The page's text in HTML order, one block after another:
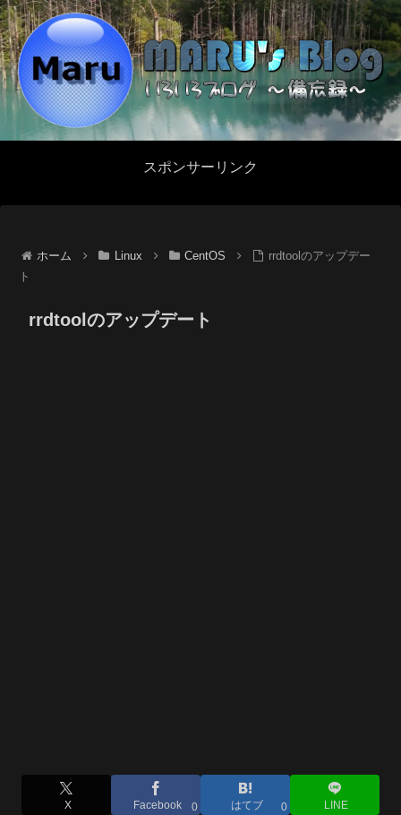
スポンサーリンク
ホーム Linux CentOS
rrdtoolのアップデー
ト
rrdtoolのアップデート
X Facebook 0 はてブ 0 LINE